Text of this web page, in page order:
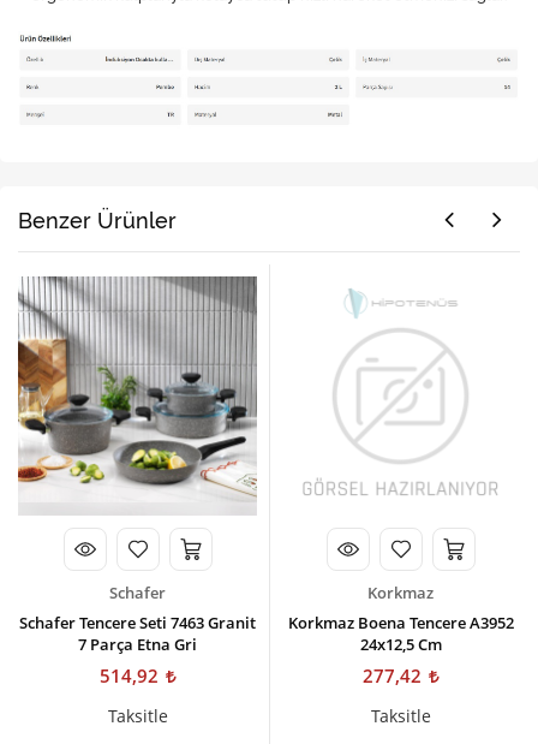
Benzer Ürünler
Schafer
Schafer Tencere Seti 7463 Granit
7 Parça Etna Gri
514,92
Taksitle
Korkmaz
Korkmaz Boena Tencere A3952
24x12,5 Cm
277,42
Taksitle